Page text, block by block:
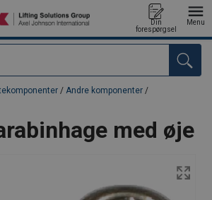
Din
forespørgsel
Menu
til din forespørgsel
/ Andre komponenter /
med øje